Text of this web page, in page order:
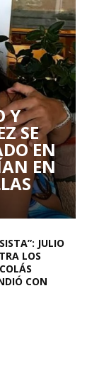
Y
SE
EN
EN
JULIO
LOS
CON